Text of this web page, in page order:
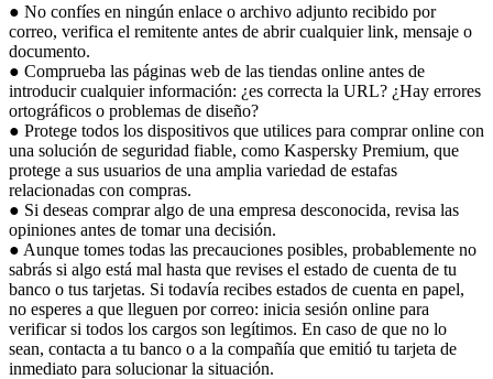
● No confíes en ningún enlace o archivo adjunto recibido por
correo, verifica el remitente antes de abrir cualquier link, mensaje o
documento.
● Comprueba las páginas web de las tiendas online antes de
introducir cualquier información: ¿es correcta la URL? ¿Hay errores
ortográficos o problemas de diseño?
● Protege todos los dispositivos que utilices para comprar online con
una solución de seguridad fiable, como Kaspersky Premium, que
protege a sus usuarios de una amplia variedad de estafas
relacionadas con compras.
● Si deseas comprar algo de una empresa desconocida, revisa las
opiniones antes de tomar una decisión.
● Aunque tomes todas las precauciones posibles, probablemente no
sabrás si algo está mal hasta que revises el estado de cuenta de tu
banco o tus tarjetas. Si todavía recibes estados de cuenta en papel,
no esperes a que lleguen por correo: inicia sesión online para
verificar si todos los cargos son legítimos. En caso de que no lo
sean, contacta a tu banco o a la compañía que emitió tu tarjeta de
inmediato para solucionar la situación.